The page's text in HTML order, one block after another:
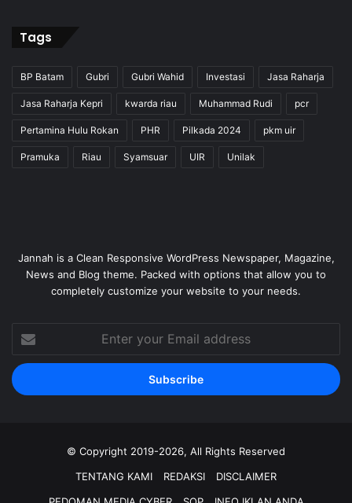
Tags
BP Batam Gubri Gubri Wahid Investasi Jasa Raharja
Jasa Raharja Kepri kwarda riau Muhammad Rudi pcr
Pertamina Hulu Rokan PHR Pilkada 2024 pkm uir
Pramuka Riau Syamsuar UIR Unilak
Jannah is a Clean Responsive WordPress Newspaper, Magazine,
News and Blog theme. Packed with options that allow you to
completely customize your website to your needs.
your
Email
address
© Copyright 2019-2026, All Rights Reserved
TENTANG KAMI
REDAKSI
DISCLAIMER